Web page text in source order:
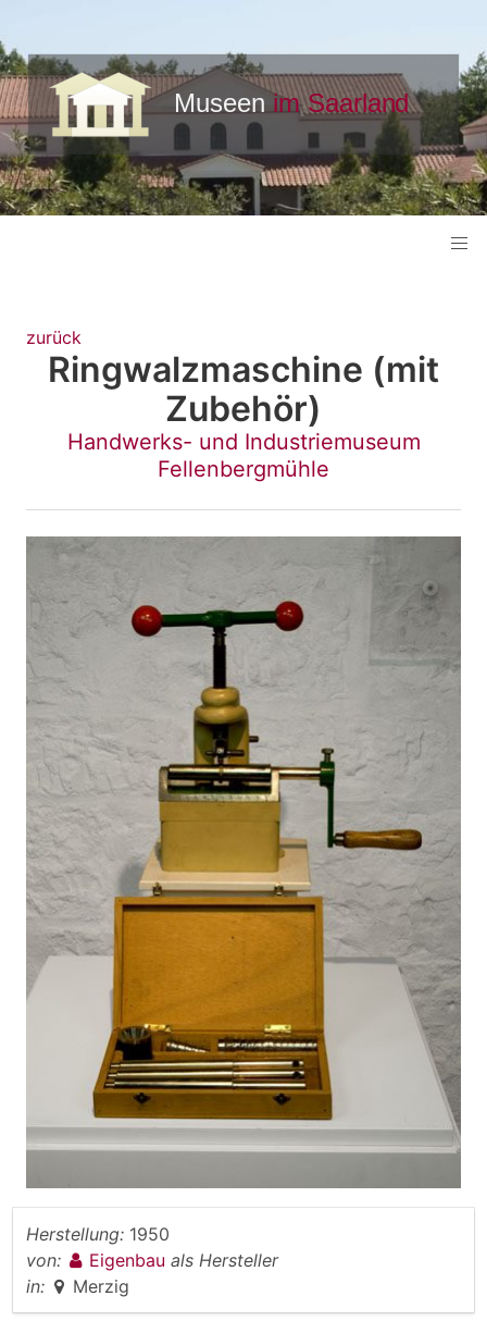
zurück
Ringwalzmaschine (mit
Zubehör)
Handwerks- und Industriemuseum
Fellenbergmühle
Herstellung: 1950
von:
Eigenbau als Hersteller
in:
Merzig